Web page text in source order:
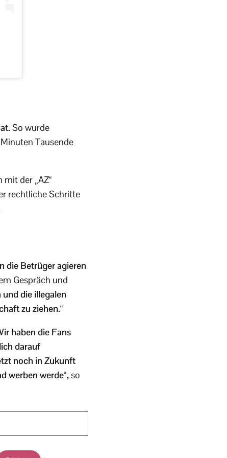
So wurde
Tausende
der „AZ“
rechtliche Schritte
die Betrüger agieren
Gespräch und
die illegalen
zu ziehen.“
haben die Fans
darauf
noch in Zukunft
werben werde“,so